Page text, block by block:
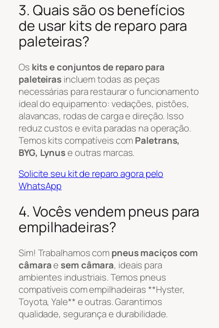
3. Quais são os benefícios
de usar kits de reparo para
paleteiras?
Os kits e conjuntos de reparo para
paleteirasincluem todas as peças
necessárias para restaurar o funcionamento
ideal do equipamento: vedações, pistões,
alavancas, rodas de carga e direção. Isso
reduz custos e evita paradas na operação.
Temos kits compatíveis comPaletrans,
BYG, Lynuse outras marcas.
Solicite seu kit de reparo agora pelo
WhatsApp
4. Vocês vendem pneus para
empilhadeiras?
Sim! Trabalhamos compneus maciços com
câmarae sem câmara, ideais para
ambientes industriais. Temos pneus
compatíveis com empilhadeiras **Hyster,
Toyota, Yale** e outras. Garantimos
qualidade, segurança e durabilidade.